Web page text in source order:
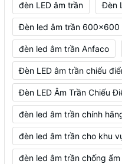
đèn LED âm trần Đèn
Đèn led âm trần 600x600
đèn led âm trần Anfaco
Đèn LED âm trần chiếu
Đèn LED Âm Trần Chiếu
đèn led âm trần chính
đèn led âm trần cho khu
đèn led âm trần chống ẩm